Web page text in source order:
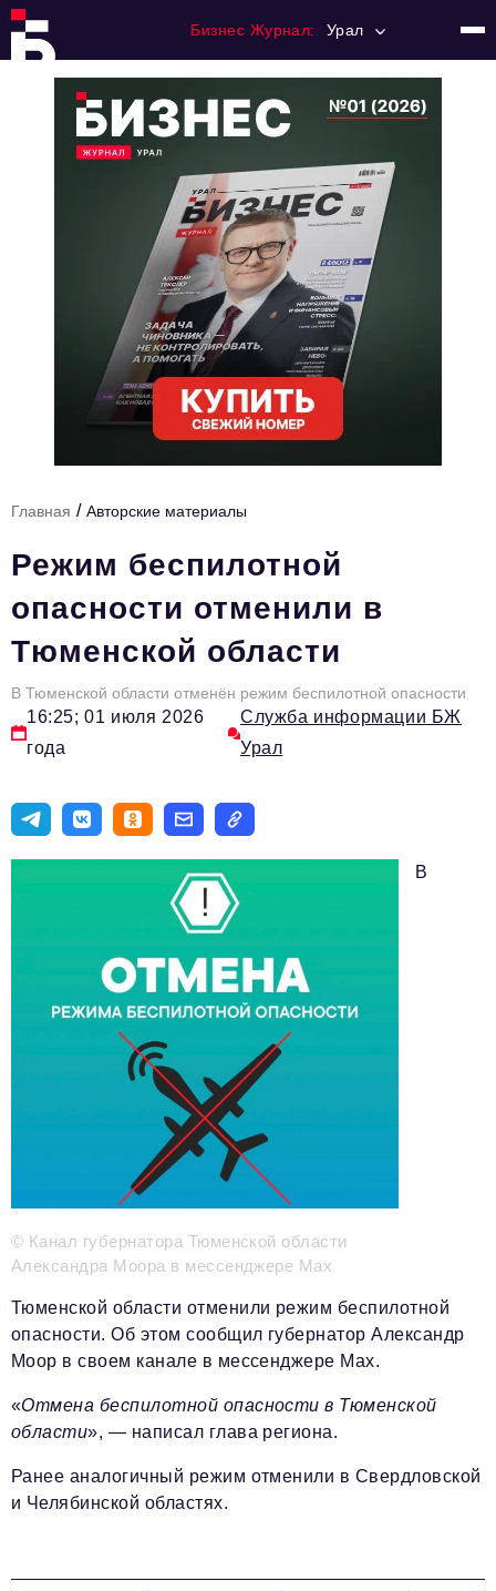
Бизнес Журнал: Урал
Тема номера
Инфраструктура развития
Технологии и тренды
Ниши и рынки
Цитаты
Туризм
Новости
ИННОПРОМ
Топ-100 влиятельных людей Свердловской области
Авторские материалы
ТОП-100 влиятельных людей — 2025
Телефон редакции: +7 495 727-01-67
Электронные почты редакции:
Информационный отдел
info@business-magazine.online
reklama@business-magazine.online
podpiska@business-magazine.online
partner@business-magazine.online
Главная / Авторские материалы
Режим беспилотной
опасности отменили в
Тюменской области
В Тюменской области отменён режим беспилотной опасности
16:25; 01 июля 2026
года
Служба информации БЖ
Урал
© Канал губернатора Тюменской области
Александра Моора в мессенджере Мах
В
Тюменской области отменили режим беспилотной
опасности. Об этом сообщил губернаторАлександр
Моор в своем канале в мессенджере Мах.
«Отмена беспилотной опасности в Тюменской
области», — написал глава региона.
Ранее аналогичный режим отменили в Свердловской
и Челябинской областях.